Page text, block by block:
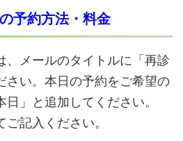
予約方法・料金
、メールのタイトルに「再診
さい。本日の予約をご希望の
」と追加してください。
記入ください。